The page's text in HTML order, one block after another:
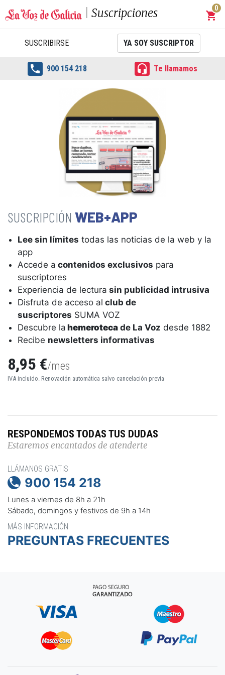
Suscripciones shopping_cart
0
SUSCRIBIRSE YA SOY SUSCRIPTOR
 900 154 218  Te llamamos
WEB+APP
Lee sin límites todas las noticias de la web y la
app
Accede a contenidos exclusivos para
suscriptores
Experiencia de lectura sin publicidad intrusiva
Disfruta de acceso al club de
suscriptores SUMA VOZ
Descubre la hemeroteca de La Voz desde 1882
Recibe newsletters informativas
8,95 €/mes
IVA incluido. Renovación automática salvo cancelación previa
RESPONDEMOS TODAS TUS DUDAS
Estaremos encantados de atenderte
LLÁMANOS GRATIS
 900 154 218
Lunes a viernes de 8h a 21h
Sábado, domingos y festivos de 9h a 14h
MÁS INFORMACIÓN
PREGUNTAS FRECUENTES